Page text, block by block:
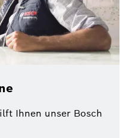
Ihnen unser Bosch